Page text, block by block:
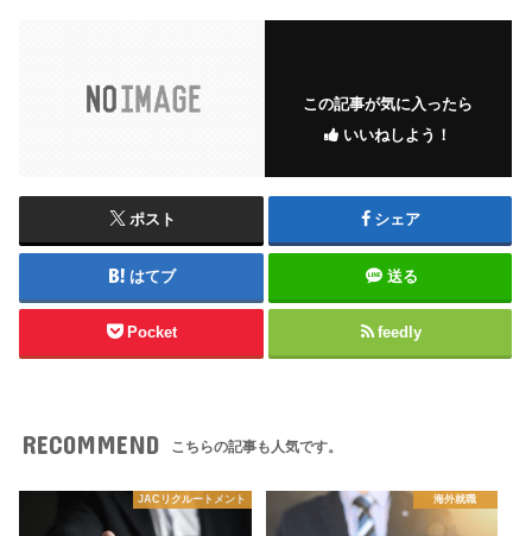
この記事が気に入ったら
いいねしよう！
ポスト シェア
はてブ 送る
Pocket feedly
RECOMMEND こちらの記事も人気です。
JACリクルートメント 海外就職